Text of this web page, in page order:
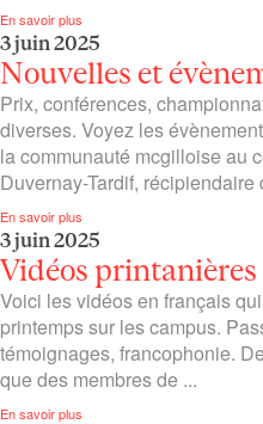
En savoir plus
3 juin 2025
Nouvelles et
Prix, conférences,
diverses. Voyez les
la communauté mcgilloise au
Duvernay-Tardif, récipiendaire
En savoir plus
3 juin 2025
Vidéos printanières
Voici les vidéos en français
printemps sur les campus.
témoignages, francophonie.
que des membres de ...
En savoir plus